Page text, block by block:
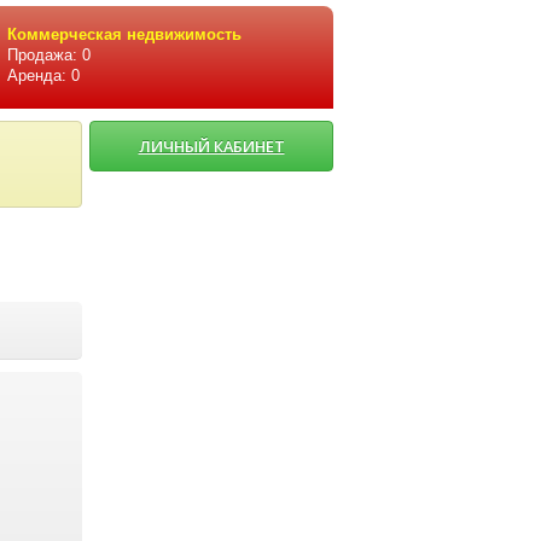
Коммерческая недвижимость
Продажа: 0
Аренда: 0
ЛИЧНЫЙ КАБИНЕТ